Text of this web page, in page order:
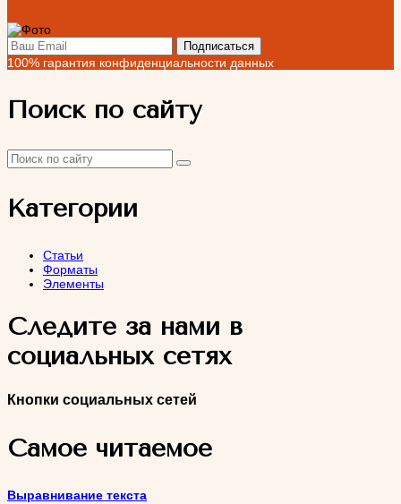
100% гарантия конфиденциальности данных
Поиск по сайту
Категории
Статьи
Форматы
Элементы
Следите за нами в
социальных сетях
Кнопки социальных сетей
Самое читаемое
Выравнивание текста